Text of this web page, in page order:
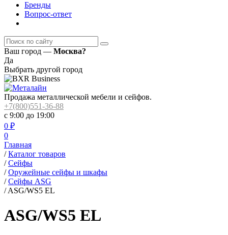
Бренды
Вопрос-ответ
Ваш город — Москва?
Да
Выбрать другой город
Продажа металлической мебели и сейфов.
+7(800)551-36-88
с 9:00 до 19:00
0 ₽
0
Главная
/ Каталог товаров
/ Сейфы
/ Оружейные сейфы и шкафы
/ Сейфы ASG
/ ASG/WS5 EL
ASG/WS5 EL